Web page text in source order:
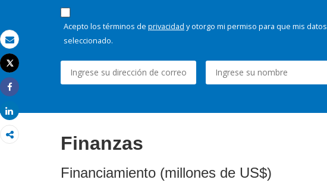
Correo electrónico
Imprimir
Tweet
Share
Share
Acepto los términos de privacidad y otorgo mi permiso para que mis
seleccionado.
Finanzas
Financiamiento (millones de US$)